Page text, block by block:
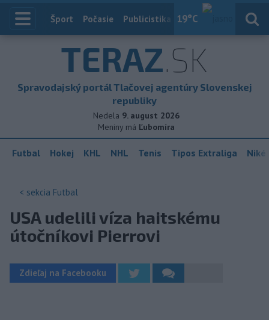
19°C
Index
Šport Počasie Publicistika Slovensko
TERAZ.SK
Spravodajský portál Tlačovej agentúry Slovenskej
republiky
Nedela 9. august 2026
Meniny má Ľubomíra
Futbal Hokej KHL NHL Tenis Tipos Extraliga
< sekcia Futbal
USA udelili víza haitskému
útočníkovi Pierrovi
Zdieľaj na Facebooku